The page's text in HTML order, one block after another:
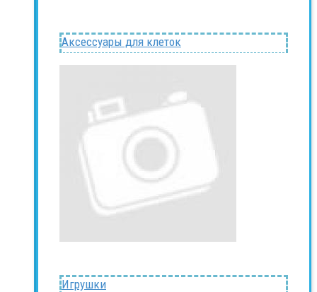
Аксессуары для клеток
Игрушки